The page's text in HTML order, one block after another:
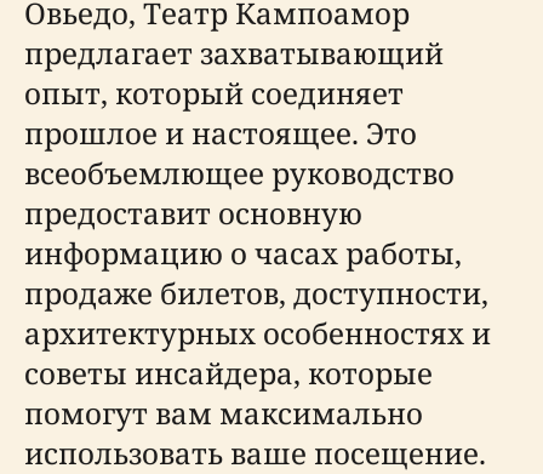
Овьедо, Театр Кампоамор
предлагает захватывающий
опыт, который соединяет
прошлое и настоящее. Это
всеобъемлющее руководство
предоставит основную
информацию о часах работы,
продаже билетов, доступности,
архитектурных особенностях и
советы инсайдера, которые
помогут вам максимально
использовать ваше посещение.